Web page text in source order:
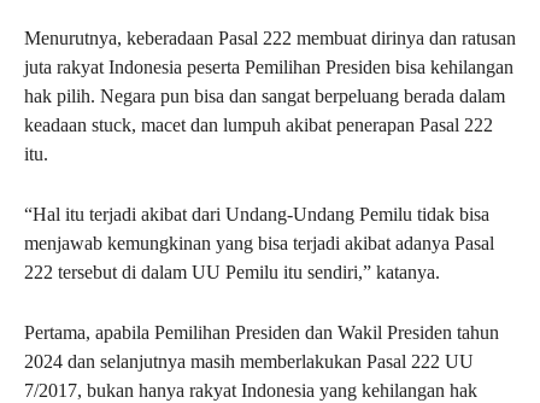
Menurutnya, keberadaan Pasal 222 membuat dirinya dan ratusan
juta rakyat Indonesia peserta Pemilihan Presiden bisa kehilangan
hak pilih. Negara pun bisa dan sangat berpeluang berada dalam
keadaan stuck, macet dan lumpuh akibat penerapan Pasal 222
itu.
“Hal itu terjadi akibat dari Undang-Undang Pemilu tidak bisa
menjawab kemungkinan yang bisa terjadi akibat adanya Pasal
222 tersebut di dalam UU Pemilu itu sendiri,” katanya.
Pertama, apabila Pemilihan Presiden dan Wakil Presiden tahun
2024 dan selanjutnya masih memberlakukan Pasal 222 UU
7/2017, bukan hanya rakyat Indonesia yang kehilangan hak